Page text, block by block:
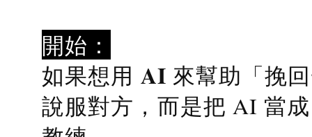
開始：
如果想用 AI 來幫助「挽
說服對方，而是把 AI 當